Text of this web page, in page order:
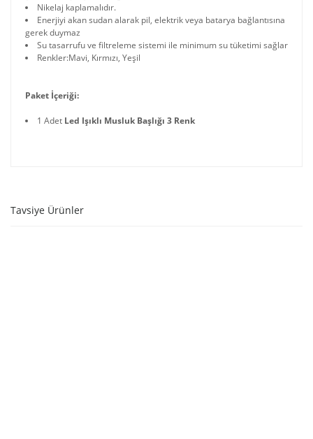
Nikelaj kaplamalıdır.
Enerjiyi akan sudan alarak pil, elektrik veya batarya bağlantısına
gerek duymaz
Su tasarrufu ve filtreleme sistemi ile minimum su tüketimi sağlar
Renkler:Mavi, Kırmızı, Yeşil
Paket İçeriği:
1 Adet Led Işıklı Musluk Başlığı 3 Renk
Tavsiye Ürünler